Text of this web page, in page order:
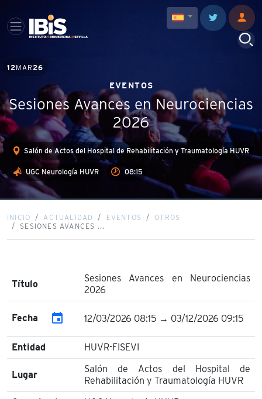
12MAR 26
EVENTOS
Sesiones Avances en Neurociencias
2026
Salón de Actos del Hospital de Rehabilitación y Traumatología HUVR
UGC Neurología HUVR 08:15
INICIO ACTUALIDAD EVENTOS
OTROS
SESIONES AVANCES ...
Título
Sesiones Avances en Neurociencias
2026
Fecha event 12/03/2026 08:15 → 03/12/2026 09:15
Entidad HUVR-FISEVI
Lugar
Salón de Actos del Hospital de
Rehabilitación y Traumatología HUVR